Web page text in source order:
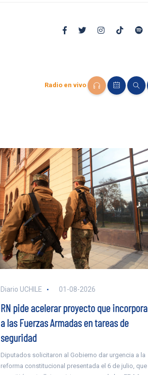
Radio en vivo
Diario UCHILE 01-08-2026
RN pide acelerar proyecto que incorpora
a las Fuerzas Armadas en tareas de
seguridad
Diputados solicitaron al Gobierno dar urgencia a la
reforma constitucional presentada el 6 de julio, que